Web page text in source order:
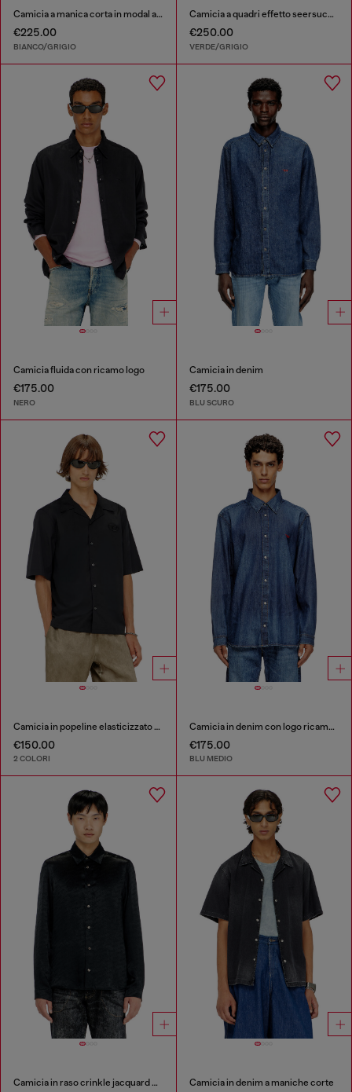
Camicia a manica corta in modal a righe sottili
€225.00
BIANCO/GRIGIO
Camicia a quadri effetto seersucker
€250.00
VERDE/GRIGIO
Camicia fluida con ricamo logo
€175.00
NERO
Camicia in denim
€175.00
BLU SCURO
Camicia in popeline elasticizzato con ricamo Oval D
€150.00
2 COLORI
Camicia in denim con logo ricamato
€175.00
BLU MEDIO
Camicia in raso crinkle jacquard con logo Camicia in denim a maniche corte